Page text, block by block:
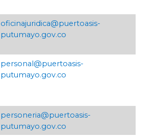
oficinajuridica@puertoasis-
putumayo.gov.co
personal@puertoasis-
putumayo.gov.co
personeria@puertoasis-
putumayo.gov.co